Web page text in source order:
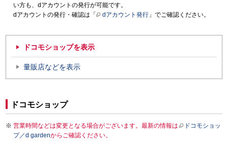
い方も、dアカウントの発行が可能です。
dアカウントの発行・確認は「
dアカウント発行 」でご確認ください。
ドコモショップを表示
量販店などを表示
ドコモショップ
営業時間などは変更となる場合がございます。最新の情報は
ドコモショッ
プ／d gardenからご確認ください。